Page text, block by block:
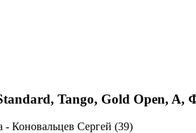
Tango, Gold Open, A,
- Коновальцев Сергей (39)